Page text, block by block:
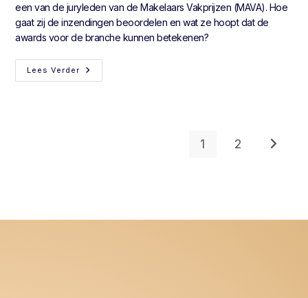
een van de juryleden van de Makelaars Vakprijzen (MAVA). Hoe
gaat zij de inzendingen beoordelen en wat ze hoopt dat de
awards voor de branche kunnen betekenen?
Lees Verder
1 2